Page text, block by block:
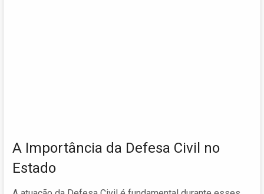
A Importância da Defesa Civil no
Estado